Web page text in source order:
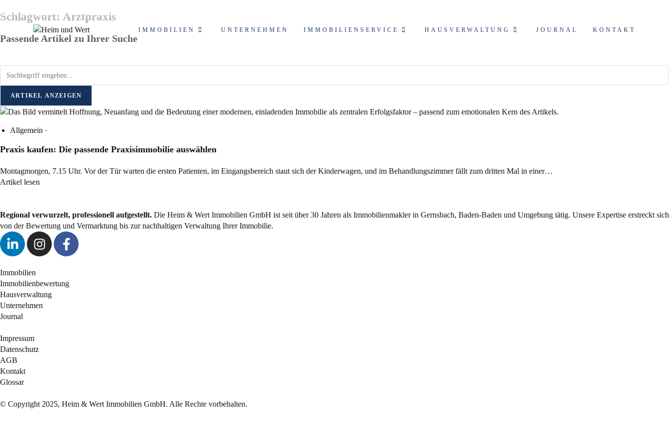
IMMOBILIEN UNTERNEHMEN IMMOBILIENSERVICE HAUSVERWALTUNG JOURNAL KONTAKT
Schlagwort: Arztpraxis
Passende Artikel zu Ihrer Suche
ARTIKEL ANZEIGEN
Allgemein ·
Praxis kaufen: Die passende Praxisimmobilie auswählen
Montagmorgen, 7.15 Uhr. Vor der Tür warten die ersten Patienten, im Eingangsbereich staut sich der Kinderwagen, und im Behandlungszimmer fällt zum dritten Mal in einer…
Artikel lesen
Regional verwurzelt, professionell aufgestellt. Die Heim & Wert Immobilien GmbH ist seit über 30 Jahren als Immobilienmaklerin Gernsbach, Baden-Baden und Umgebung tätig. Unsere Expertise erstreckt sich
von der Bewertung und Vermarktung bis zur nachhaltigen Verwaltung Ihrer Immobilie.
Immobilien
Immobilienbewertung
Hausverwaltung
Unternehmen
Journal
Impressum
Datenschutz
AGB
Kontakt
Glossar
© Copyright 2025, Heim & Wert Immobilien GmbH. Alle Rechte vorbehalten.